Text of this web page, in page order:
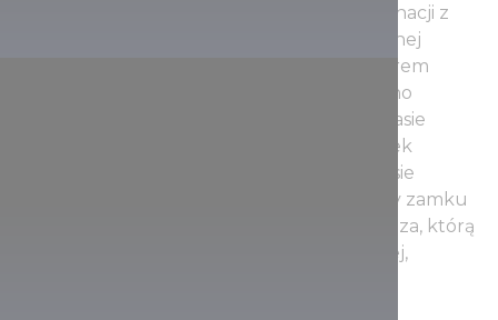
epidemia dżumy zmusiła Turków do rezygnacji z
zajęcia twierdzy. Remont mocno zrujnowanej
twierdzy, zaczęto po oblężeniu pod nadzorem
mistrza Francesco Pozzo i architekta Martino
Remiglio trwał aż do lat 1560. W międzyczasie
Paulo Mirandola dalej rozbudowywał zamek
husarski i wewnętrzny zamek. W tym okresie
wybudowano również pięciokątne bastiony zamku
według starego systemu włoskiego. Twierdza, którą
przekształcono na muzeum historii lokalnej,